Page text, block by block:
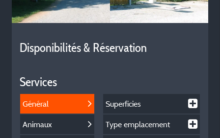
Disponibilités & Réservation
Services
Général
Animaux
Superficies
Type emplacement